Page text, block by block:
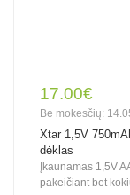
17.00€
Be mokesčių:
Xtar 1,5V
dėklas
Įkaunamas 1,5V
pakeičiant bet